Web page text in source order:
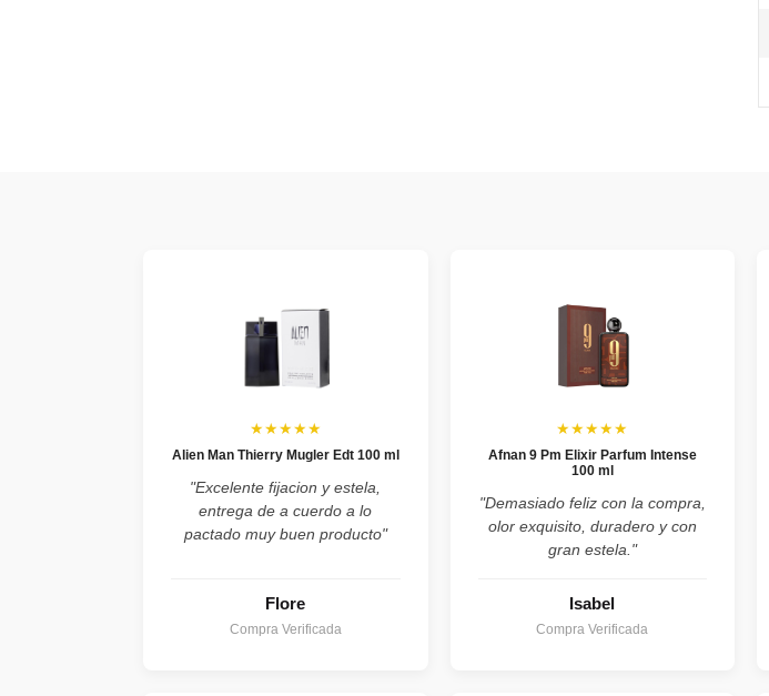
★★★★★
Alien Man Thierry Mugler Edt 100 ml
"Excelente fijacion y estela,
entrega de a cuerdo a lo
pactado muy buen producto"
Flore
Compra Verificada
★★★★★
Afnan 9 Pm Elixir Parfum Intense
100 ml
"Demasiado feliz con la compra,
olor exquisito, duradero y con
gran estela."
Isabel
Compra Verificada